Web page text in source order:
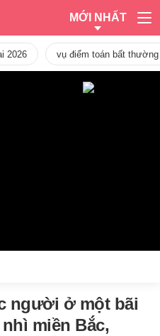
MỚI NHẤT
2026 vụ điểm toán bất
người ở một bãi
miền Bắc,